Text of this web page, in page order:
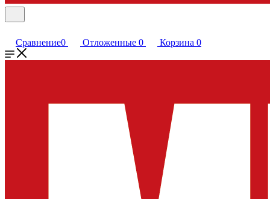
Сравнение0 Отложенные 0 Корзина 0